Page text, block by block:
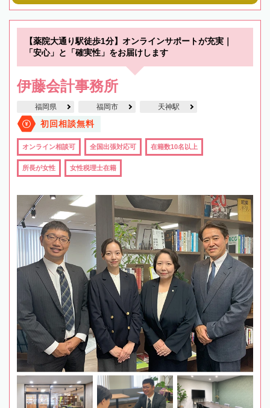
【薬院大通り駅徒歩1分】オンラインサポートが充実｜
「安心」と「確実性」をお届けします
伊藤会計事務所
福岡県 福岡市 天神駅
初回相談無料
オンライン相談可 全国出張対応可 在籍数10名以上
所長が女性 女性税理士在籍